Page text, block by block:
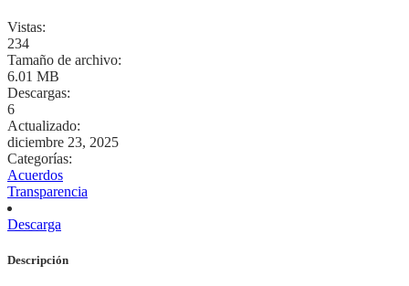
Vistas:
234
Tamaño de archivo:
6.01 MB
Descargas:
6
Actualizado:
diciembre 23, 2025
Categorías:
Acuerdos
Transparencia
Descarga
Descripción